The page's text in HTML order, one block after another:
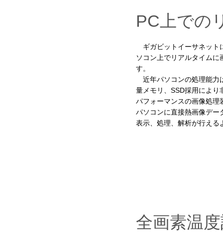
PC上での
ギガビットイーサネット
ソコン上でリアルタイム
す。
近年パソコンの処理能力
量メモリ、SSD採用により
パフォーマンスの画像処理
パソコンに直接熱画像デー
表示、処理、解析が行える
全画素温